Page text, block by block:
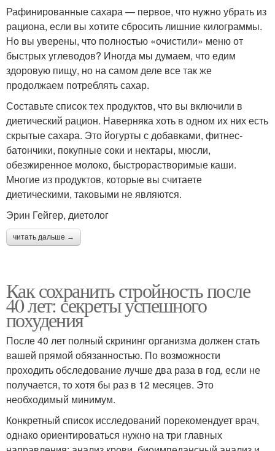
Рафинированные сахара — первое, что нужно убрать из
рациона, если вы хотите сбросить лишние килограммы.
Но вы уверены, что полностью «очистили» меню от
быстрых углеводов? Иногда мы думаем, что едим
здоровую пищу, но на самом деле все так же
продолжаем потреблять сахар.
Составьте список тех продуктов, что вы включили в
диетический рацион. Наверняка хоть в одном их них есть
скрытые сахара. Это йогурты с добавками, фитнес-
батончики, покупные соки и нектары, мюсли,
обезжиренное молоко, быстрорастворимые каши.
Многие из продуктов, которые вы считаете
диетическими, таковыми не являются.
Эрин Гейгер, диетолог​
читать дальше →
Как сохранить стройность после
40 лет: секреты успешного
похудения
После 40 лет полный скрининг организма должен стать
вашей прямой обязанностью. По возможности
проходить обследование лучше два раза в год, если не
получается, то хотя бы раз в 12 месяцев. Это
необходимый минимум.
Конкретный список исследований порекомендует врач,
однако ориентироваться нужно на три главных